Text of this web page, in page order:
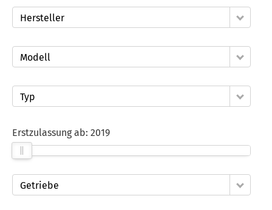
Hersteller
Modell
Typ
Erstzulassung ab: 2019
Getriebe